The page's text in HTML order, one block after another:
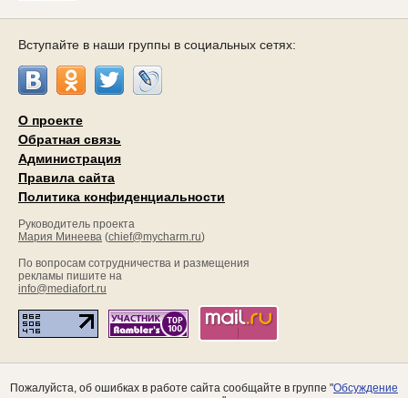
Вступайте в наши группы в социальных сетях:
О проекте
Обратная связь
Администрация
Правила сайта
Политика конфиденциальности
Руководитель проекта
Мария Минеева (chief@mycharm.ru)
По вопросам сотрудничества и размещения
рекламы пишите на
info@mediafort.ru
Пожалуйста, об ошибках в работе сайта сообщайте в группе "Обсуждение